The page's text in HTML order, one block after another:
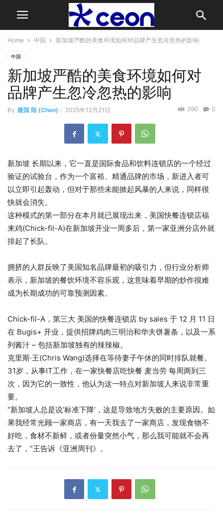
Home 中国 新加坡严酷的美食环境如何对品牌产生忽冷忽热的影响
中国
新加坡严酷的美食环境如何对
品牌产生忽冷忽热的影响
By 建国 陈 (Chen) - 2025年12月21日 0
290
新加坡 长期以来，它一直是国际食品和饮料连锁店的一个经过
验证的试验台，作为一个富裕、精通品牌的市场，新进入者可
以立即引起轰动，但对于那些未能掀起风暴的人来说，同样很
快就会消失。
这种模式的第一部分在本月就已展现出来，美国快餐连锁店福
来鸡(Chick-fil-A)在新加坡开业一周多后，第一家亚洲分店外就
排起了长队。
拥挤的人群反映了美国知名品牌最初的吸引力，但行业分析师
表示，新加坡的餐饮环境不容乐观，这意味着早期的炒作很难
成为长期成功的可靠预测因素。
Chick-fil-A，第三大 美国的快餐连锁店 by sales 于 12 月 11 日
在 Bugis+ 开业，提供招牌鸡肉三明治和华夫饼薯条，以及一系
列酱汁 – 包括新加坡独有的辣辣椒。
克里斯·王(Chris Wang)选择在等待妻子午休的同时排队就餐。
31岁，从事IT工作，在一家快餐店吃快餐 麦当劳 每周两到三
次，因为它的一致性，他认为这一特点对新加坡人来说非常重
要。
“新加坡人总是说‘标准下降’，这是导致地方失败的主要原因。如
果我经常光顾一家商店，有一天我去了一家商店，发现食物不
好吃，食材不新鲜，或者份量突然小气，那么我可能就不会再
去了，”王告诉《亚洲周刊》。